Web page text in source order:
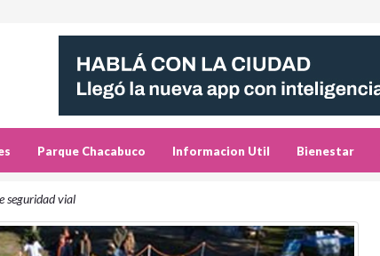
Parque Chacabuco Informacion Util Bienestar
seguridad vial